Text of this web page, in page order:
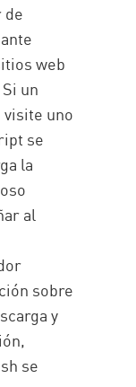
de
web
un
visite uno
se
la
al
sobre
y
se